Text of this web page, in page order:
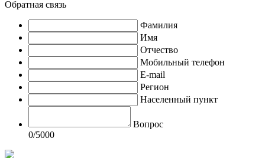
Обратная связь
Фамилия
Имя
Отчество
Мобильный телефон
E-mail
Регион
Населенный пункт
Вопрос
0/5000